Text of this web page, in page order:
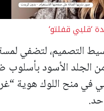
‘قلبي قفلتو‘
التصميم، لتضفي لمسة
الجلد الأسود بأسلوب
في منح اللوك هوية